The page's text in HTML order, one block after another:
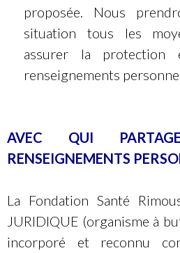
proposée. Nous
situation tous les
assurer la
renseignements
AVEC QUI
RENSEIGNEMENTS
La Fondation Santé
JURIDIQUE (organisme à
incorporé et reconnu